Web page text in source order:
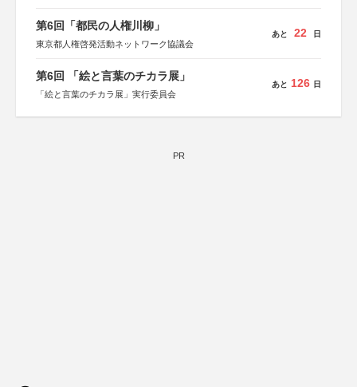
第6回「都民の人権川柳」
東京都人権啓発活動ネットワーク協議会
あと 22 日
第6回 「絵と言葉のチカラ展」
「絵と言葉のチカラ展」実行委員会
あと 126 日
PR